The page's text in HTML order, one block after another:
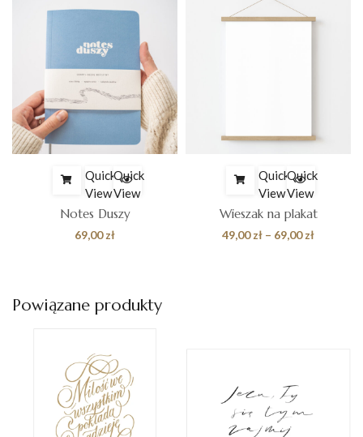
Quick
View
Quick
View
Notes Duszy
69,00zł
Quick
View
Quick
View
Wieszak na plakat
49,00zł – 69,00złZakres
Powiązane produkty